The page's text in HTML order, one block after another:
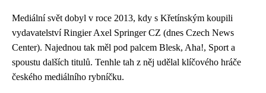
Mediální svět dobyl v roce 2013, kdy s Křetínským koupili
vydavatelství Ringier Axel Springer CZ (dnes Czech News
Center). Najednou tak měl pod palcem Blesk, Aha!, Sport a
spoustu dalších titulů. Tenhle tah z něj udělal klíčového hráče
českého mediálního rybníčku.